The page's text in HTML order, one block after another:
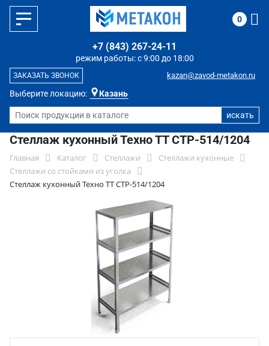
Выберите локацию: Казань
режим работы: с 9:00 до 18:00
+7 (843) 267-24-11
kazan@zavod-metakon.ru
ЗАКАЗАТЬ ЗВОНОК
0
Стеллаж кухонный Техно ТТ СТР-514/1204
Главная Каталог Стеллажи
Стеллажи кухонные
Стеллажи со стойками из уголка
Стеллаж кухонный Техно ТТ СТР-514/1204